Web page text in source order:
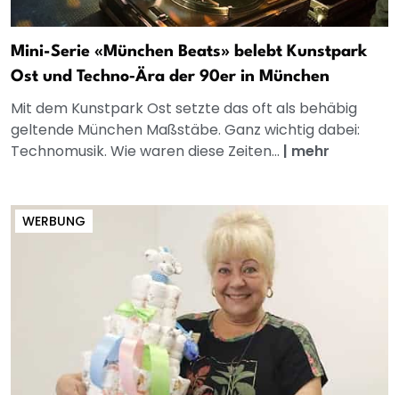
Mini-Serie «München Beats» belebt Kunstpark
Ost und Techno‑Ära der 90er in München
Mit dem Kunstpark Ost setzte das oft als behäbig
geltende München Maßstäbe. Ganz wichtig dabei:
Technomusik. Wie waren diese Zeiten... | mehr
WERBUNG